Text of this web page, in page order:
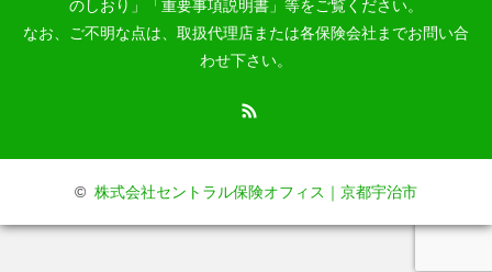
のしおり」「重要事項説明書」等をご覧ください。
なお、ご不明な点は、取扱代理店または各保険会社までお問い合
わせ下さい。
ロードアシスタンス
© 株式会社セントラル保険オフィス｜京都宇治市